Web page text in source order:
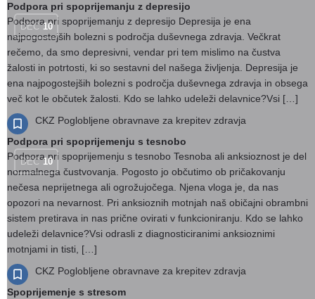
DEC 10
Podpora pri spoprijemanju z depresijo
Podpora pri spoprijemanju z depresijo Depresija je ena
najpogostejših bolezni s področja duševnega zdravja. Večkrat
rečemo, da smo depresivni, vendar pri tem mislimo na čustva
žalosti in potrtosti, ki so sestavni del našega življenja. Depresija je
ena najpogostejših bolezni s področja duševnega zdravja in obsega
več kot le občutek žalosti. Kdo se lahko udeleži delavnice?Vsi […]
CKZ Poglobljene obravnave za krepitev zdravja
DEC 10
Podpora pri spoprijemenju s tesnobo
Podpora pri spoprijemenju s tesnobo Tesnoba ali anksioznost je del
normalnega čustvovanja. Pogosto jo občutimo ob pričakovanju
nečesa neprijetnega ali ogrožujočega. Njena vloga je, da nas
opozori na nevarnost. Pri anksioznih motnjah naš običajni obrambni
sistem pretirava in nas prične ovirati v funkcioniranju. Kdo se lahko
udeleži delavnice?Vsi odrasli z diagnosticiranimi anksioznimi
motnjami in tisti, […]
CKZ Poglobljene obravnave za krepitev zdravja
Spoprijemenje s stresom